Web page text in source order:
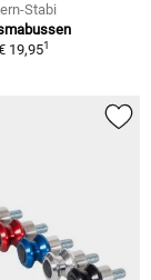
Stabi
19,951